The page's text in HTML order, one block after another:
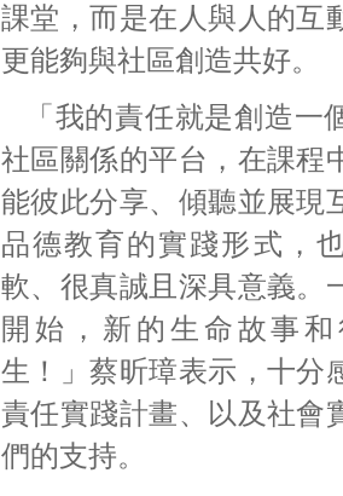
課堂，而是在人與人的互
更能夠與社區創造共好。
「我的責任就是創造一
社區關係的平台，在課程
能彼此分享、傾聽並展現
品德教育的實踐形式，
軟、很真誠且深具意義。
開始，新的生命故事
生！」蔡昕璋表示，十分
責任實踐計畫、以及社會
們的支持。